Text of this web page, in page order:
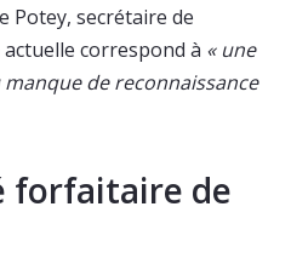
Potey, secrétaire de
correspond à « une
de reconnaissance
forfaitaire de